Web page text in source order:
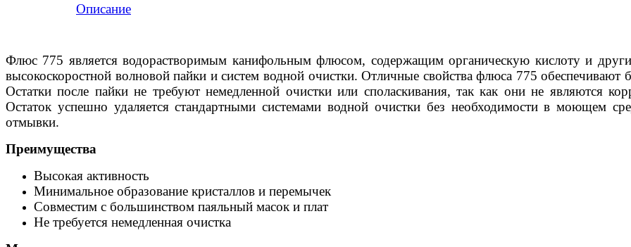
Описание
Флюс 775 является водорастворимым канифольным флюсом, содержащим органическую кислоту и
высокоскоростной волновой пайки и систем водной очистки. Отличные свойства флюса 775 обеспечивают
Остатки после пайки не требуют немедленной очистки или споласкивания, так как они не являются
Остаток успешно удаляется стандартными системами водной очистки без необходимости в моющем
отмывки.
Преимущества
Высокая активность
Минимальное образование кристаллов и перемычек
Совместим с большинством паяльный масок и плат
Не требуется немедленная очистка